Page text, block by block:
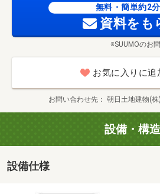
■【病院】徳寿会相模原中央病院（
■【コンビニ】セブンイレブン横山
分）
648m・徒歩9分）
■【ドラッグストア】ドラッグセイ
■【幼稚園・保育園】認定こども園
♪貴重なお時間の中で、ご希望の情
お客様のご都合に合わせて、
「これから販売される物件だけ」
短時間のご案内も可能です！
おおよその所要時間や内容は、下記
◆現地/物件見学（３０分～）
◆ご希望条件の相談（３０分～）
無料・簡単約2分
資料をも
※SUUMOのお
お気に入りに追
お問い合わせ先 朝日土地建物(
設備・構造
設備仕様